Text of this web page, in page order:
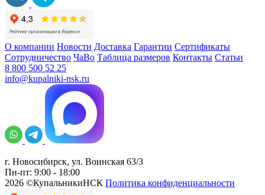
О компании Новости Доставка Гарантии Сертификаты
Сотрудничество ЧаВо Таблица размеров Контакты Статьи
8 800 500 52 25
info@kupalniki-nsk.ru
г. Новосибирск, ул. Воинская 63/3
Пн-пт: 9:00 - 18:00
2026 ©КупальникиНСК Политика конфиденциальности